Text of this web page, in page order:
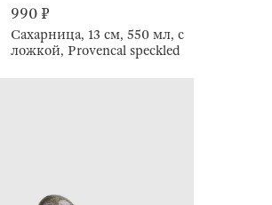
990 ₽
Сахарница, 13 см, 550 мл, с
ложкой, Provencal speckled